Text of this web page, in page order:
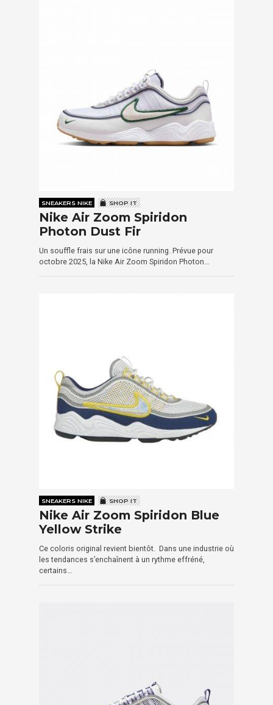
SNEAKERS NIKE SHOP IT
Nike Air Zoom Spiridon
Photon Dust Fir
Un souffle frais sur une icône running. Prévue pour
octobre 2025, la Nike Air Zoom Spiridon Photon…
SNEAKERS NIKE SHOP IT
Nike Air Zoom Spiridon Blue
Yellow Strike
Ce coloris original revient bientôt. Dans une industrie où
les tendances s’enchaînent à un rythme effréné,
certains…